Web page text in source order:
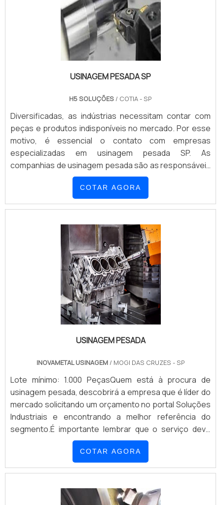
USINAGEM PESADA SP
H5 SOLUÇÕES / COTIA - SP
Diversificadas, as indústrias necessitam contar com
peças e produtos indisponíveis no mercado. Por esse
motivo, é essencial o contato com empresas
especializadas em usinagem pesada SP. As
companhias de usinagem pesada são as responsáveis
pela elaboração em metal de componentes robustos.
Para isso, seguem as especificações dos clientes por
meio de projetos detalhados, garantindo a entrega de
COTAR AGORA
USINAGEM PESADA
INOVAMETAL USINAGEM / MOGI DAS CRUZES - SP
Lote mínimo: 1.000 PeçasQuem está à procura de
usinagem pesada, descobrirá a empresa que é líder do
mercado solicitando um orçamento no portal Soluções
Industriais e encontrando a melhor referência do
segmento.É importante lembrar que o serviço deve
sempre ser prestado por empresas especializadas.
Esse tipo de cuidado ajuda a garantir a qualidade e
assertividade do serviço, além de evitar prejuízos com
COTAR AGORA